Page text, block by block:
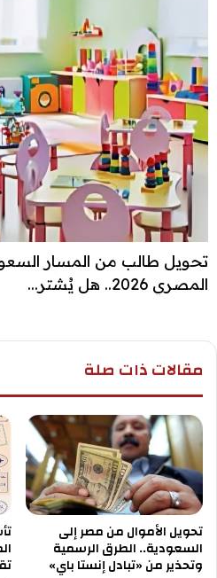
تحويل طالب من المسار
المصري 2026.. هل يُشتر...
مقالات ذات صلة
تحويل الأموال من مصر إلى
السعودية.. الطرق الرسمية
وتحذير من «تبادل إنستا باي»